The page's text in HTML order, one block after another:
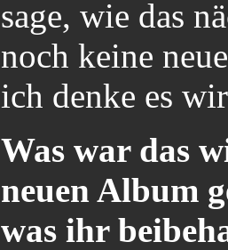
sage, wie das
noch keine
ich denke es
Was war das
neuen Album
was ihr